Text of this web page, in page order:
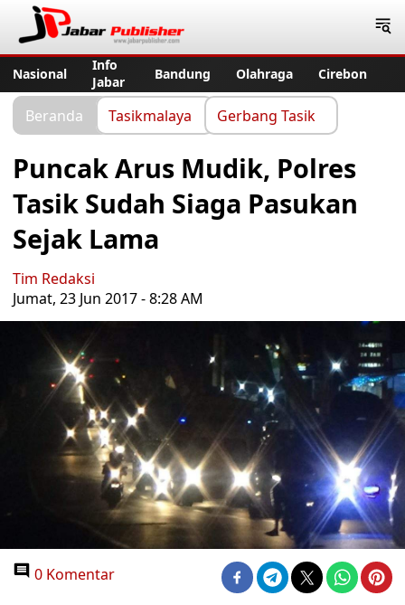
Nasional
Info
Jabar
Bandung Olahraga Cirebon
Beranda Tasikmalaya Gerbang Tasik
Puncak Arus Mudik, Polres
Tasik Sudah Siaga Pasukan
Sejak Lama
Tim Redaksi
Jumat, 23 Jun 2017 - 8:28 AM
0 Komentar